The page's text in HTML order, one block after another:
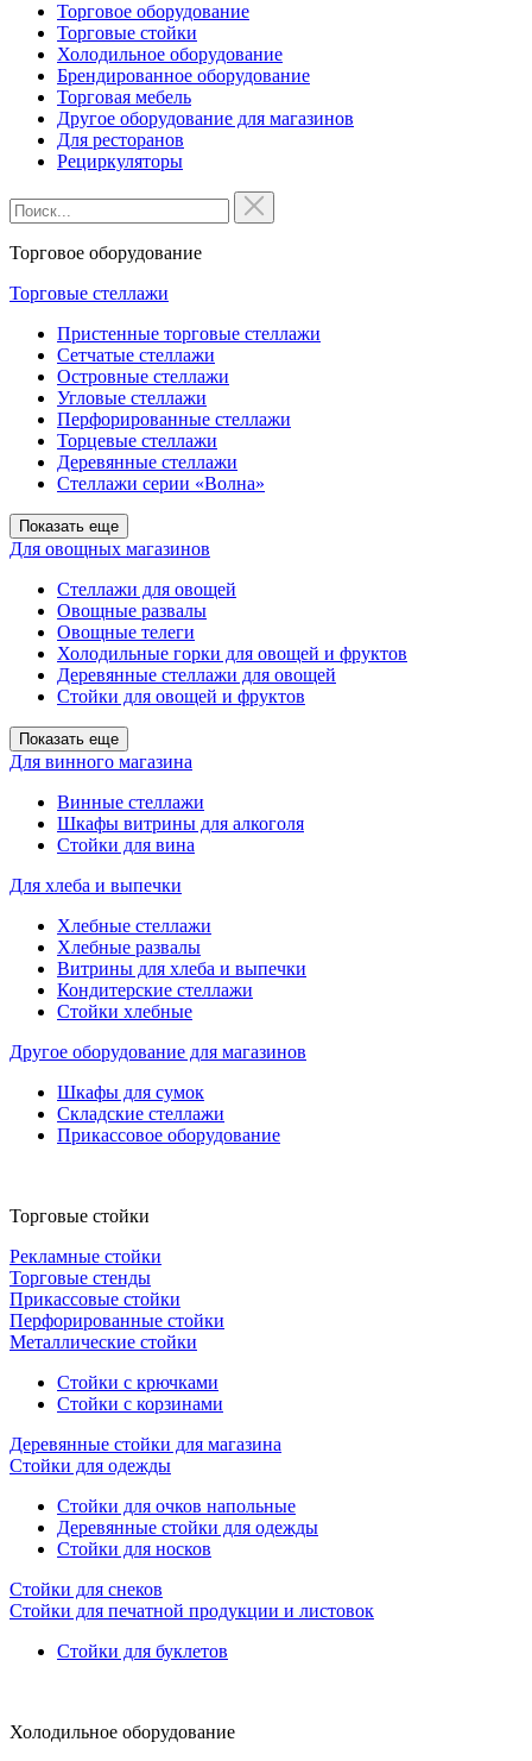
Торговое оборудование
Торговые стойки
Холодильное оборудование
Брендированное оборудование
Торговая мебель
Другое оборудование для магазинов
Для ресторанов
Рециркуляторы
Торговое оборудование
Торговые стеллажи
Пристенные торговые стеллажи
Сетчатые стеллажи
Островные стеллажи
Угловые стеллажи
Перфорированные стеллажи
Торцевые стеллажи
Деревянные стеллажи
Стеллажи серии «Волна»
Показать еще
Для овощных магазинов
Стеллажи для овощей
Овощные развалы
Овощные телеги
Холодильные горки для овощей и фруктов
Деревянные стеллажи для овощей
Стойки для овощей и фруктов
Показать еще
Для винного магазина
Винные стеллажи
Шкафы витрины для алкоголя
Стойки для вина
Для хлеба и выпечки
Хлебные стеллажи
Хлебные развалы
Витрины для хлеба и выпечки
Кондитерские стеллажи
Стойки хлебные
Другое оборудование для магазинов
Шкафы для сумок
Складские стеллажи
Прикассовое оборудование
Торговые стойки
Рекламные стойки
Торговые стенды
Прикассовые стойки
Перфорированные стойки
Металлические стойки
Стойки с крючками
Стойки с корзинами
Деревянные стойки для магазина
Стойки для одежды
Стойки для очков напольные
Деревянные стойки для одежды
Стойки для носков
Стойки для снеков
Стойки для печатной продукции и листовок
Стойки для буклетов
Холодильное оборудование